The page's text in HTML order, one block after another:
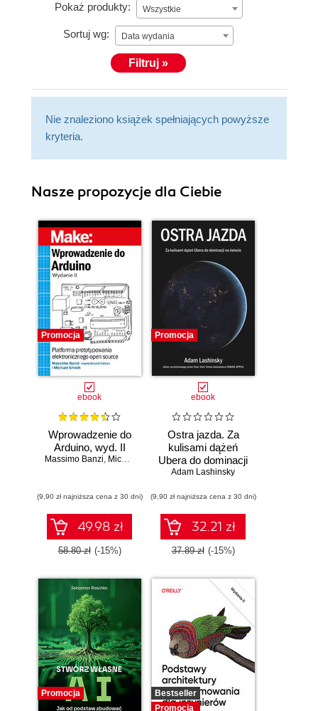
Pokaż produkty: Wszystkie
Sortuj wg: Data wydania
Filtruj »
Nie znaleziono książek spełniających powyższe
kryteria.
Nasze propozycje dla Ciebie
Promocja
ebook
Wprowadzenie do
Arduino, wyd. II
Massimo Banzi, Michael Shiloh
(9,90 zł najniższa cena z 30 dni)
49.98 zł
58.80 zł (-15%)
Promocja
ebook
Ostra jazda. Za
kulisami dążeń
Ubera do dominacji
na świecie
Adam Lashinsky
(9,90 zł najniższa cena z 30 dni)
32.21 zł
37.89 zł (-15%)
Promocja
Bestseller
Promocja